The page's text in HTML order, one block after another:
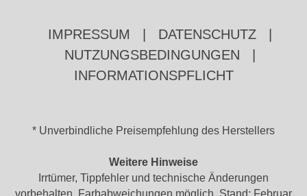
IMPRESSUM DATENSCHUTZ
NUTZUNGSBEDINGUNGEN
INFORMATIONSPFLICHT
* Unverbindliche Preisempfehlung des Herstellers
Weitere Hinweise
Irrtümer, Tippfehler und technische Änderungen
vorbehalten. Farbabweichungen möglich. Stand: Februar